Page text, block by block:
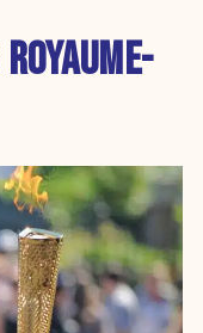
ROYAUME-